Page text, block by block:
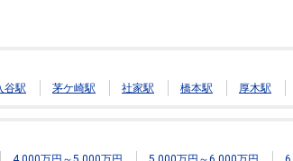
谷駅 茅ケ崎駅 社家駅 橋本駅 厚木駅